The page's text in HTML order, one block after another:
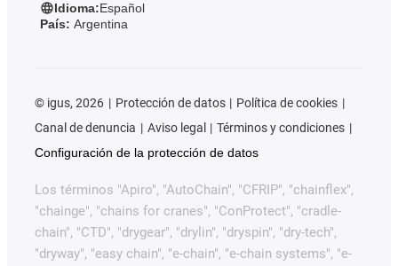
Idioma:Español
País: Argentina
© igus, 2026 Protección de datos
Política de cookies
Canal de denuncia
Aviso legal
Términos y condiciones
Configuración de la protección de datos
Los términos "Apiro", "AutoChain", "CFRIP", "chainflex",
"chainge", "chains for cranes", "ConProtect", "cradle-
chain", "CTD", "drygear", "drylin", "dryspin", "dry-tech",
"dryway", "easy chain", "e-chain", "e-chain systems", "e-